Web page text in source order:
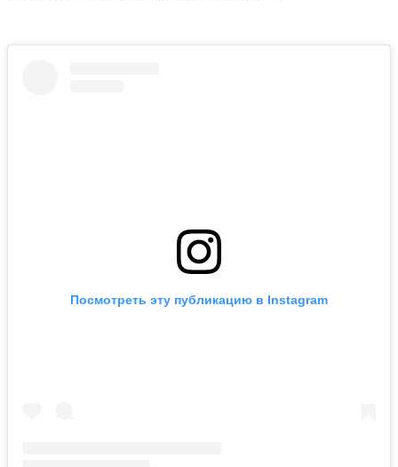
Посмотреть эту публикацию в Instagram